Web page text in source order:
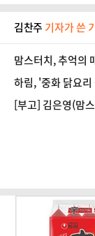
김찬주 기자가 쓴
맘스터치, 추억의
하림, '중화 닭요
[부고] 김은영(맘